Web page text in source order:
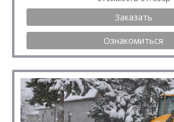
Заказать
Ознакомиться